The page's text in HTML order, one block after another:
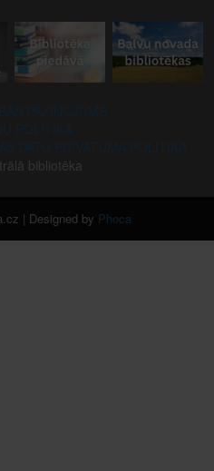
bibliotēka
| Designed by Phoca